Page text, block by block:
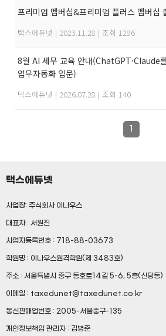
프리미엄 멤버십&프리미엄 플러스 멤버십
택스에듀넷 | 2023.11.28 | 조회 1296
8월 AI 세무 교육 안내(ChatGPT·Claude
업무자동화 입문)
택스에듀넷 | 2026.07.28 | 조회 140
1
택스에듀넷
사업장: 주식회사 이나우스
대표자 : 서원진
사업자등록번호 : 718-88-03673
학원명 : 이나우스원격학원(제 3483호)
주소 : 서울특별시 중구 동호로14길 5-6, 5층(신당동)
이메일 : taxedunet@taxedunet.co.kr
통신판매업번호 : 2005-서울중구-135
개인정보책임 관리자 : 김병준